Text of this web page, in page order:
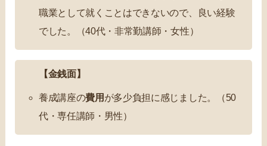
職業として就くことはできないので、良い経験
でした。（40代・非常勤講師・女性）
【金銭面】
養成講座の費用 が多少負担に感じました。（50
代・専任講師・男性）